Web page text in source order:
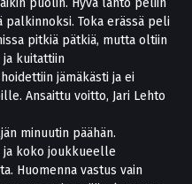
puolin. Hyvä lähtö peliin
palkinnoksi. Toka erässä peli
pitkiä pätkiä, mutta oltiin
kuitattiin
jämäkästi ja ei
Ansaittu voitto, Jari Lehto
minuutin päähän.
ja koko joukkueelle
Huomenna vastus vain